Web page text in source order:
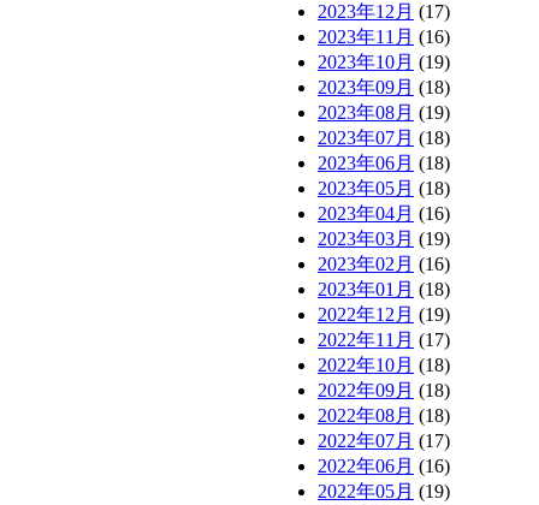
2023年12月 (17)
2023年11月 (16)
2023年10月 (19)
2023年09月 (18)
2023年08月 (19)
2023年07月 (18)
2023年06月 (18)
2023年05月 (18)
2023年04月 (16)
2023年03月 (19)
2023年02月 (16)
2023年01月 (18)
2022年12月 (19)
2022年11月 (17)
2022年10月 (18)
2022年09月 (18)
2022年08月 (18)
2022年07月 (17)
2022年06月 (16)
2022年05月 (19)